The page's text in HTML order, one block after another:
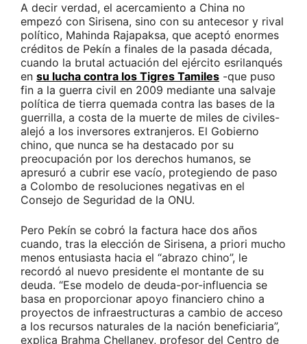
A decir verdad, el acercamiento a China no
empezó con Sirisena, sino con su antecesor y rival
político, Mahinda Rajapaksa, que aceptó enormes
créditos de Pekín a finales de la pasada década,
cuando la brutal actuación del ejército esrilanqués
en su lucha contra los Tigres Tamiles -que puso
fin a la guerra civil en 2009 mediante una salvaje
política de tierra quemada contra las bases de la
guerrilla, a costa de la muerte de miles de civiles-
alejó a los inversores extranjeros. El Gobierno
chino, que nunca se ha destacado por su
preocupación por los derechos humanos, se
apresuró a cubrir ese vacío, protegiendo de paso
a Colombo de resoluciones negativas en el
Consejo de Seguridad de la ONU.
Pero Pekín se cobró la factura hace dos años
cuando, tras la elección de Sirisena, a priori mucho
menos entusiasta hacia el “abrazo chino”, le
recordó al nuevo presidente el montante de su
deuda. “Ese modelo de deuda-por-influencia se
basa en proporcionar apoyo financiero chino a
proyectos de infraestructuras a cambio de acceso
a los recursos naturales de la nación beneficiaria”,
explica Brahma Chellaney, profesor del Centro de